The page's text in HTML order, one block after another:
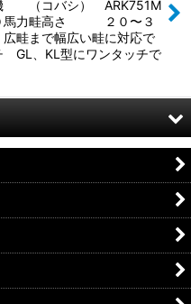
（コバシ） ARK751M
馬力畦高さ ２０〜３
畦まで幅広い畦に対応で
GL、KL型にワンタッチで